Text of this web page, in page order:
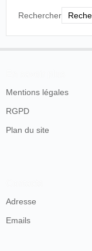
Rechercher
Mentions légales
RGPD
Plan du site
Adresse
Emails